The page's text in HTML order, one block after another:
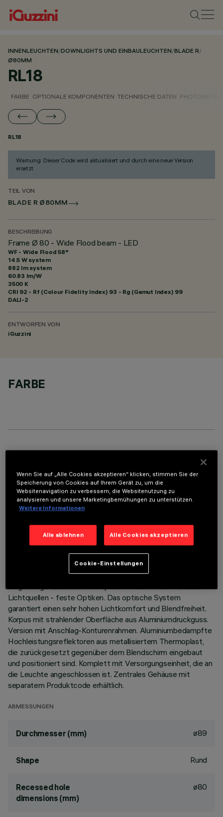
INNENLEUCHTEN/DOWNLIGHTS UND EINBAULEUCHTEN/BLADE R/
Ø80MM
RL18
FARBE OPTIONALE KOMPONENTEN TECHNISCHE DATEN
RL18
Warnung: Dieser Code wird aktualisiert und durch eine neue Version
ersetzt.
TEIL VON
BLADE R Ø80MM
BESCHREIBUNG
Frame Ø 80 - Wide Flood beam - LED
WF - Wide Flood 58°
14.5 W system
882 lm system
60.83 lm/W
3500 K
CRI 92 - Rf (Colour Fidelity Index) 93 - Rg (Gamut Index) 99
DALI-2
ENTWORFEN VON
iGuzzini
FARBE
TECHNISCHE DATEN
Ringförmige Leuchte mit 6 optischen Elementen für LED-
Lichtquellen - feste Optiken. Das optische System
garantiert einen sehr hohen Lichtkomfort und Blendfreiheit.
Korpus mit strahlender Oberfläche aus Aluminiumdruckguss.
Version mit Anschlag-Konturenrahmen. Aluminiumbedampfte
Hochleistungsreflektoren aus metallisiertem Thermoplast,
die zurückgesetzt gegenüber dem Blendschirm eingebaut
und positioniert sind. Komplett mit Versorgungseinheit, die an
die Leuchte angeschlossen ist. Zentrales Gehäuse mit
separatem Produktcode erhältlich.
ABMESSUNGEN
Durchmesser (mm) ø89
Shape Rund
Recessed hole
dimensions (mm)
ø80
Wenn Sie auf „Alle Cookies akzeptieren“ klicken, stimmen Sie der
Speicherung von Cookies auf Ihrem Gerät zu, um die
Websitenavigation zu verbessern, die Websitenutzung zu
analysieren und unsere Marketingbemühungen zu unterstützen.
Weitere Informationen
Alle ablehnen Alle Cookies akzeptieren
Cookie-Einstellungen